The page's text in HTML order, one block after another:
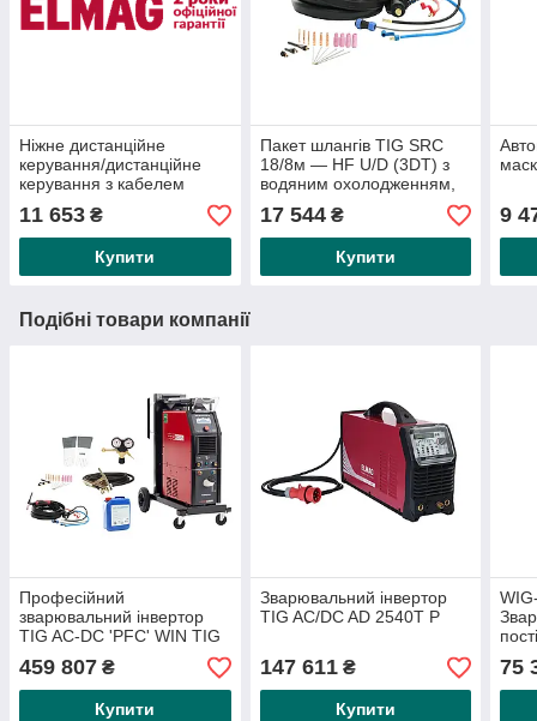
Ніжне дистанційне
керування/дистанційне
керування з кабелем
завдовжки 5 м K-FF1 для
всіх DD і AD
11 653 ₴
Купити
Пакет шлангів TIG SRC
18/8м — HF U/D (3DT) з
водяним охолодженням,
заглушка Ø 13 мм 35/50
мм2, вмик. Регулятор
17 544₴
Купити
9
Подібні товари компанії
Професійний
зварювальний інвертор
TIG AC-DC 'PFC' WIN TIG
'AC-DC' 230 M - ECO-SET-
W
459 807 ₴
Купити
Зварювальний інвертор
TIG AC/DC AD 2540T P
147 611₴
Купити
75